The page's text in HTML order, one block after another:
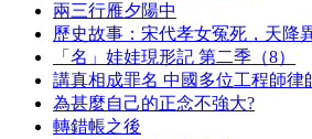
兩三行雁夕陽中
歷史故事：宋代孝女冤死，天降
「名」娃娃現形記 第二季（8）
講真相成罪名 中國多位工程師律
為甚麼自己的正念不強大?
轉錯帳之後